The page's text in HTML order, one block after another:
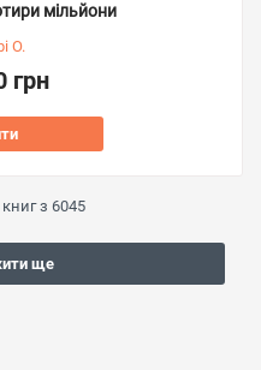
мільйони
О.
грн
з 6045
ще